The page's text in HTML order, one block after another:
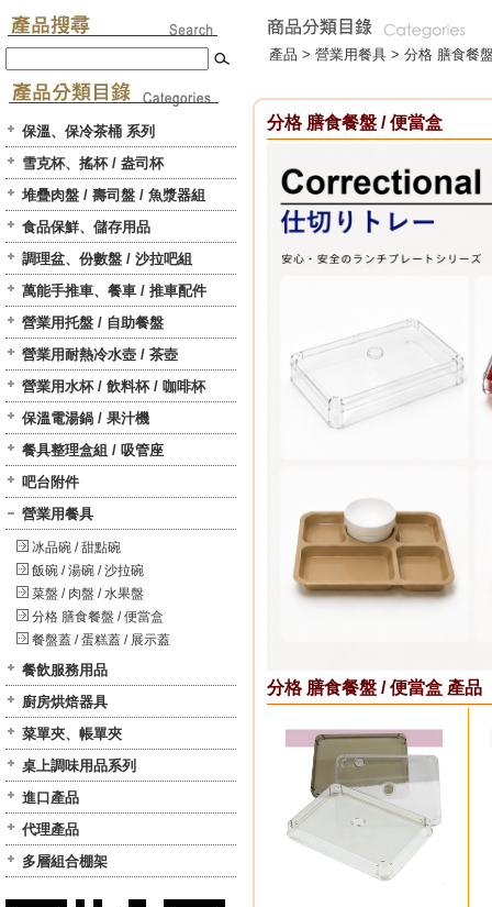
保溫、保冷茶桶 系列
雪克杯、搖杯 / 盎司杯
堆疊肉盤 / 壽司盤 / 魚漿器組
食品保鮮、儲存用品
調理盆、份數盤 / 沙拉吧組
萬能手推車、餐車 / 推車配件
營業用托盤 / 自助餐盤
營業用耐熱冷水壺 / 茶壺
營業用水杯 / 飲料杯 / 咖啡杯
保溫電湯鍋 / 果汁機
餐具整理盒組 / 吸管座
吧台附件
營業用餐具
冰品碗 / 甜點碗
飯碗 / 湯碗 / 沙拉碗
菜盤 / 肉盤 / 水果盤
分格 膳食餐盤 / 便當盒
餐盤蓋 / 蛋糕蓋 / 展示蓋
餐飲服務用品
廚房烘焙器具
菜單夾、帳單夾
桌上調味用品系列
進口產品
代理產品
多層組合棚架
產品 > 營業用餐具 > 分格 膳食餐
分格 膳食餐盤 / 便當盒
分格 膳食餐盤 / 便當盒 產品